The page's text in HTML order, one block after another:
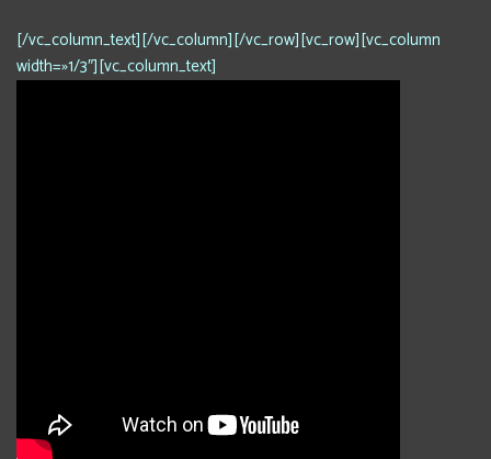
[/vc_column_text][/vc_column][/vc_row][vc_row][vc_column
width=»1/3″][vc_column_text]